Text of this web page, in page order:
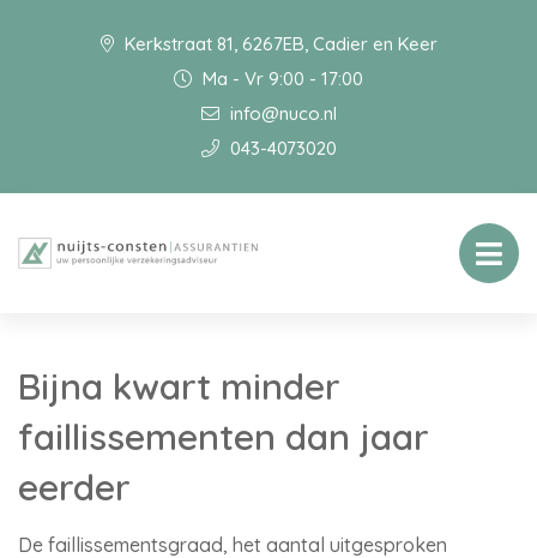
Kerkstraat 81, 6267EB, Cadier en Keer
Ma - Vr 9:00 - 17:00
info@nuco.nl
043-4073020
Bijna kwart minder
faillissementen dan jaar
eerder
De faillissementsgraad, het aantal uitgesproken